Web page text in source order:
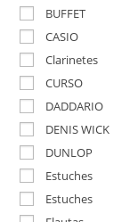
BUFFET
CASIO
Clarinetes
CURSO
DADDARIO
DENIS WICK
DUNLOP
Estuches
Estuches